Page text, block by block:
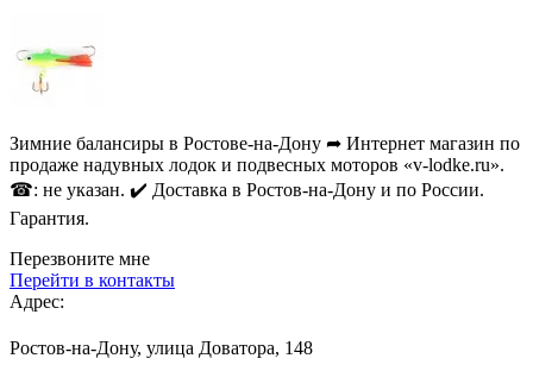
Зимние балансиры в Ростове-на-Дону ➦ Интернет магазин по
продаже надувных лодок и подвесных моторов «v-lodke.ru».
☎: не указан. ✔️ Доставка в Ростов-на-Дону и по России.
Гарантия.
Перезвоните мне
Перейти в контакты
Адрес:
Ростов-на-Дону, улица Доватора, 148